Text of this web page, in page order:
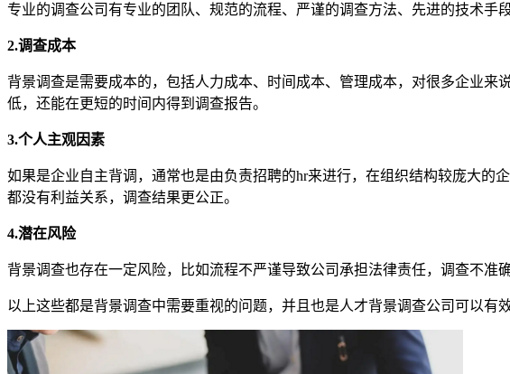
专业的调查公司有专业的团队、规范的流程、严谨的调查方法、先进的技术手
2.调查成本
背景调查是需要成本的，包括人力成本、时间成本、管理成本，对很多企业
低，还能在更短的时间内得到调查报告。
3.个人主观因素
如果是企业自主背调，通常也是由负责招聘的hr来进行，在组织结构较庞大的
都没有利益关系，调查结果更公正。
4.潜在风险
背景调查也存在一定风险，比如流程不严谨导致公司承担法律责任，调查不准
以上这些都是背景调查中需要重视的问题，并且也是人才背景调查公司可以有